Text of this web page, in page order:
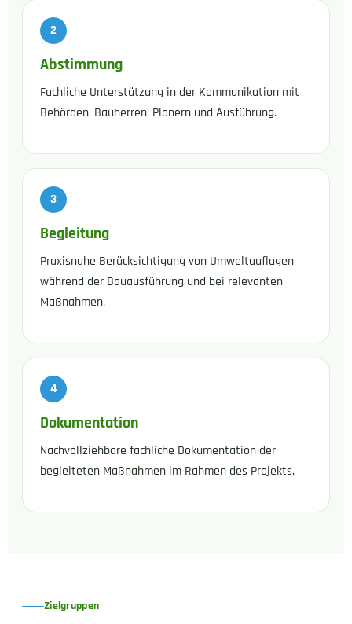
Abstimmung
Fachliche Unterstützung in der Kommunikation mit
Behörden, Bauherren, Planern und Ausführung.
Begleitung
Praxisnahe Berücksichtigung von Umweltauflagen
während der Bauausführung und bei relevanten
Maßnahmen.
Dokumentation
Nachvollziehbare fachliche Dokumentation der
begleiteten Maßnahmen im Rahmen des Projekts.
Zielgruppen